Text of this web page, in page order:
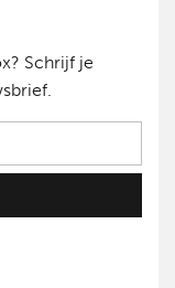
Schrijf je